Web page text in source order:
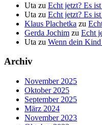
Uta zu Echt jetzt? Es
Uta zu Echt jetzt? Es
Klaus Plachetka zu
Gerda Jochim zu Echt
Uta zu Wenn dein
Archiv
November 2025
Oktober 2025
September 2025
März 2024
November 2023